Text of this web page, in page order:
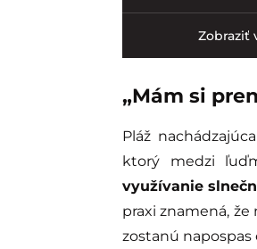
Zobraziť
„Mám si
Pláž
ktorý medzi
využívanie
praxi znamená,
zostanú